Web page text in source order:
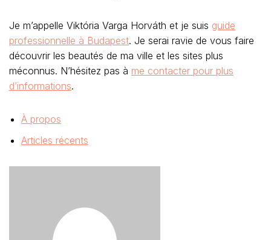
Je m’appelle Viktória Varga Horváth et je suis guide
professionnelle à Budapest. Je serai ravie de vous faire
découvrir les beautés de ma ville et les sites plus
méconnus. N’hésitez pas à me contacter pour plus
d’informations.
À propos
Articles récents